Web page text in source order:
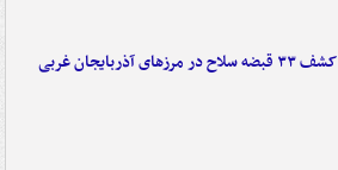
کشف ۳۳ قبضه سلاح در مرزهای آذربایجان غربی